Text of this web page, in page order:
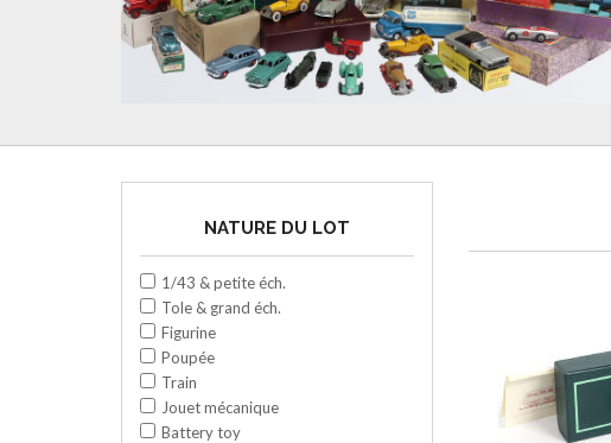
NATURE DU LOT
1/43 & petite éch.
Tole & grand éch.
Figurine
Poupée
Train
Jouet mécanique
Battery toy